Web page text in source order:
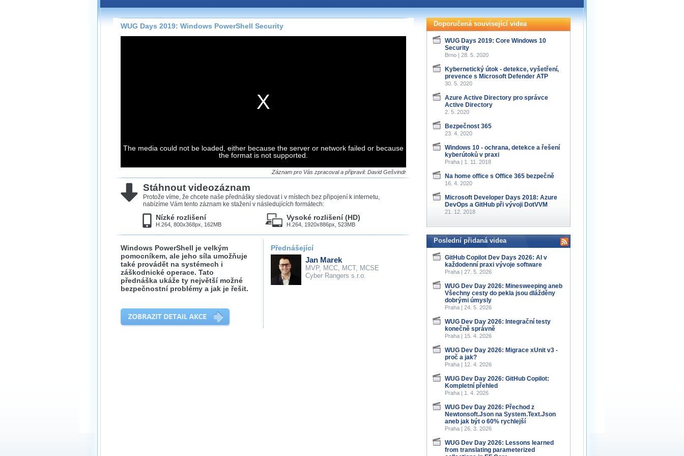
Záznamy na našem webu můžete pohodlně sledovat
přímo na stránce s využitím našehoHTML 5nebo
Silverlightpřehrávače.
neumožňuje, proto umožňujeme stahování vybraných
Velmi staré záznamy máme historicky uložené
ve formátu, který není vhodný pro stahování,
proto je ke stažení nenabízíme.
WUG Days 2019: Windows PowerShell Security
The media could not be loaded, either because the server or network failed or because
the format is not supported.
Záznam pro Vás zpracoval a připravil: David Gešvindr
Stáhnout videozáznam
Protože víme, že chcete naše přednášky sledovat i v místech bez připojení k internetu,
nabízíme Vám tento záznam ke stažení v následujících formátech:
Nízké rozlišení
H.264, 800x368px, 162MB
Vysoké rozlišení (HD)
H.264, 1920x886px, 523MB
Windows PowerShell je velkým
pomocníkem, ale jeho síla umožňuje
také provádět na systémech i
záškodnické operace. Tato
přednáška ukáže ty největší možné
bezpečnostní problémy a jak je řešit.
Přednášející
Jan Marek
MVP, MCC, MCT, MCSE
Cyber Rangers s.r.o.
Doporučená související videa
WUG Days 2019: Core Windows 10
Security
Brno | 28. 5. 2020
Kybernetický útok - detekce, vyšetření,
prevence s Microsoft Defender ATP
30. 5. 2020
Azure Active Directory pro správce
Active Directory
2. 5. 2020
Bezpečnost 365
23. 4. 2020
Windows 10 - ochrana, detekce a řešení
kyberútoků v praxi
Praha | 1. 11. 2018
Na home office s Office 365 bezpečně
16. 4. 2020
Microsoft Developer Days 2018: Azure
DevOps a GitHub při vývoji DotVVM
21. 12. 2018
Poslední přidaná videa
GitHub Copilot Dev Days 2026: AI v
každodenní praxi vývoje software
Praha | 27. 5. 2026
WUG Dev Day 2026: Minesweeping aneb
Všechny cesty do pekla jsou dlážděny
dobrými úmysly
Praha | 24. 5. 2026
WUG Dev Day 2026: Integrační testy
konečně správně
Praha | 15. 4. 2026
WUG Dev Day 2026: Migrace xUnit v3 -
proč a jak?
Praha | 12. 4. 2026
WUG Dev Day 2026: GitHub Copilot:
Kompletní přehled
Praha | 1. 4. 2026
WUG Dev Day 2026: Přechod z
Newtonsoft.Json na System.Text.Json
aneb jak být o 60% rychlejší
Praha | 26. 3. 2026
WUG Dev Day 2026: Lessons learned
from translating parameterized